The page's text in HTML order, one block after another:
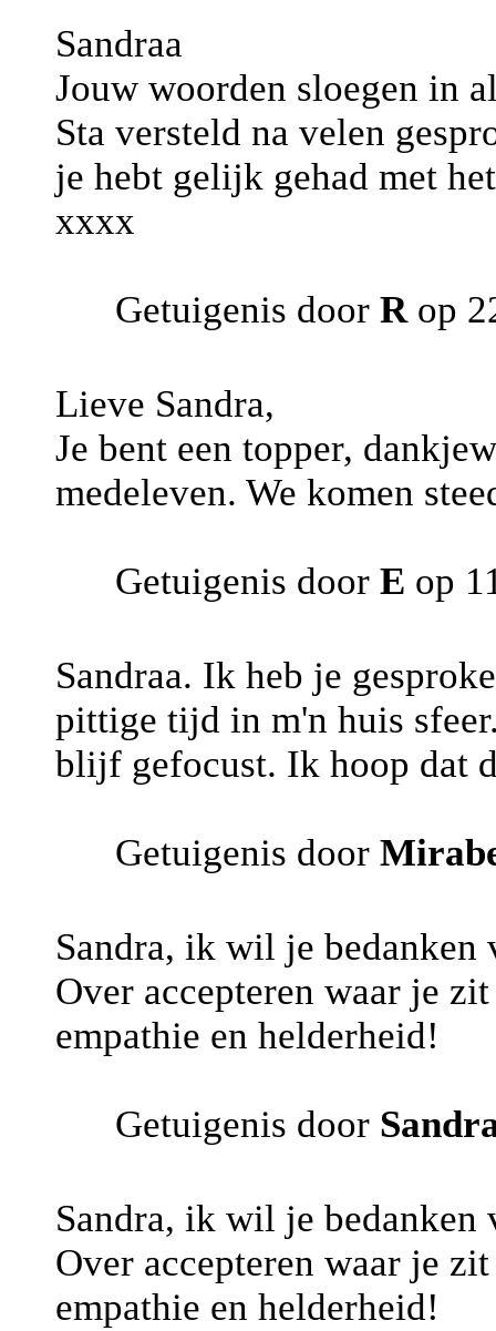
Sandraa
Jouw woorden sloegen in
Sta versteld na velen
je hebt gelijk gehad met
xxxx
Getuigenis door Rop
Lieve Sandra,
Je bent een topper,
medeleven. We komen
Getuigenis door E op
Sandraa. Ik heb je
pittige tijd in m'n huis
blijf gefocust. Ik hoop dat
Getuigenis door
Sandra, ik wil je bedanken
Over accepteren waar je
empathie en helderheid!
Getuigenis door
Sandra, ik wil je bedanken
Over accepteren waar je
empathie en helderheid!